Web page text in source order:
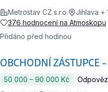
Metrostav CZ s.r.o.
Jihlava +
376 hodnocení na Atmoskopu
OBCHODNÍ ZÁSTUPCE
Přidáno před hodinou
50 000 ‍–‍ 90 000 Kč